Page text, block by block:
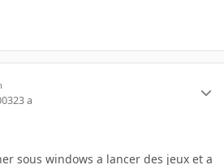
23 a
sous windows a lancer des jeux et a